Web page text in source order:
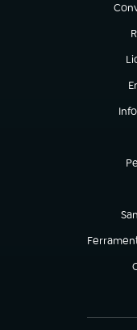
(abre em